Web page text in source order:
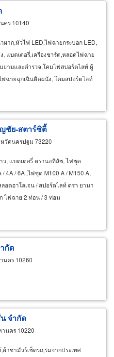
คร 10140
าก,หัวไฟ LED,ไฟฉายกระบอก LED,
แบตเตอรี่,เครื่องชาร์ต,หลอดไฟฉาย
ยามและตำรวจ,โคมไฟสปอร์ตไลท์ ผู้
ฟฉายฉุกเฉินติดผนัง, โคมสปอร์ตไลท์
ชัย-สตาร์ซิตี้
วัดนครปฐม 73220
, แบตเตอรี่ ตรานอทิลัช, ไฟชุด
4A / 6A ,ไฟชุด M100 A / M150 A,
ดฮาโลเจน / สปอร์ตไลท์ ตรา ยามา
ก ไฟฉาย 2 ท่อน / 3 ท่อน
กัด
นคร 10260
จำกัด
านคร 10220
าชามัวร์เช็ดรถ,ร่มจากประเทศ